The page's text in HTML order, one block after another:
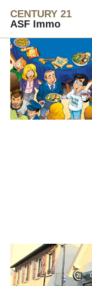
CENTURY 21
ASF Immo
67 bis